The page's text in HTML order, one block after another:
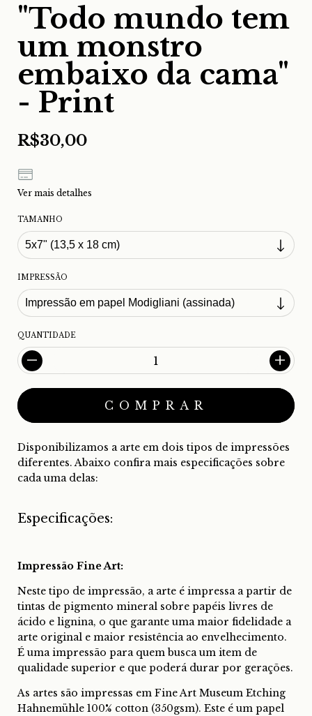
"Todo mundo tem
um monstro
embaixo da cama"
- Print
R$30,00
Ver mais detalhes
TAMANHO
IMPRESSÃO
QUANTIDADE
Disponibilizamos a arte em dois tipos de impressões
diferentes. Abaixo confira mais especificações sobre
cada uma delas:
Especificações:
Impressão Fine Art:
Neste tipo de impressão, a arte é impressa a partir de
tintas de pigmento mineral sobre papéis livres de
ácido e lignina, o que garante uma maior fidelidade a
arte original e maior resistência ao envelhecimento.
É uma impressão para quem busca um item de
qualidade superior e que poderá durar por gerações.
As artes são impressas em Fine Art Museum Etching
Hahnemühle 100% cotton (350gsm). Este é um papel